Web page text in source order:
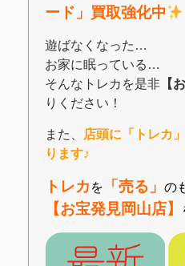
ード」買取強化中
遊ばなくなった…
お家に眠っている…
そんなトレカを是非【
りください！
また、
店頭に「トレカ
ります♪
トレカ を 「売る」 の
【お宝発見岡山店】